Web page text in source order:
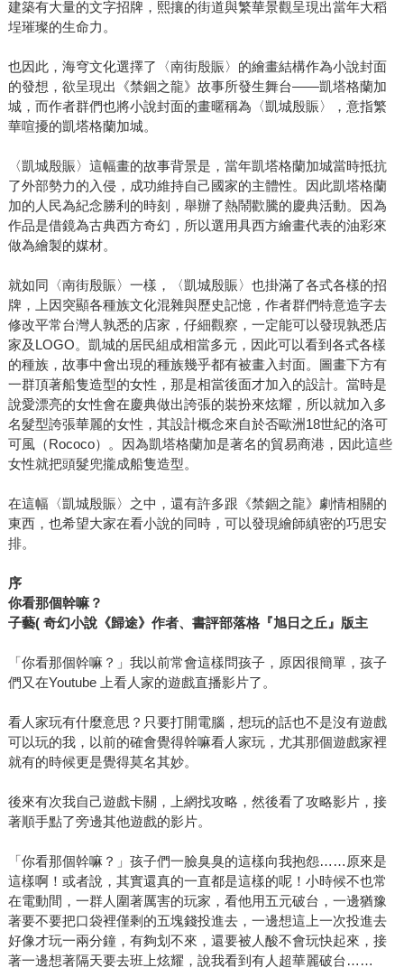
建築有大量的文字招牌，熙攘的街道與繁華景觀呈現出當年大稻
埕璀璨的生命力。
也因此，海穹文化選擇了〈南街殷賑〉的繪畫結構作為小說封面
的發想，欲呈現出《禁錮之龍》故事所發生舞台——凱塔格蘭加
城，而作者群們也將小說封面的畫暱稱為〈凱城殷賑〉，意指繁
華喧擾的凱塔格蘭加城。
〈凱城殷賑〉這幅畫的故事背景是，當年凱塔格蘭加城當時抵抗
了外部勢力的入侵，成功維持自己國家的主體性。因此凱塔格蘭
加的人民為紀念勝利的時刻，舉辦了熱鬧歡騰的慶典活動。因為
作品是借鏡為古典西方奇幻，所以選用具西方繪畫代表的油彩來
做為繪製的媒材。
就如同〈南街殷賑〉一樣，〈凱城殷賑〉也掛滿了各式各樣的招
牌，上因突顯各種族文化混雜與歷史記憶，作者群們特意造字去
修改平常台灣人孰悉的店家，仔細觀察，一定能可以發現孰悉店
家及LOGO。凱城的居民組成相當多元，因此可以看到各式各樣
的種族，故事中會出現的種族幾乎都有被畫入封面。圖畫下方有
一群頂著船隻造型的女性，那是相當後面才加入的設計。當時是
說愛漂亮的女性會在慶典做出誇張的裝扮來炫耀，所以就加入多
名髮型誇張華麗的女性，其設計概念來自於否歐洲18世紀的洛可
可風（Rococo）。因為凱塔格蘭加是著名的貿易商港，因此這些
女性就把頭髮兜攏成船隻造型。
在這幅〈凱城殷賑〉之中，還有許多跟《禁錮之龍》劇情相關的
東西，也希望大家在看小說的同時，可以發現繪師縝密的巧思安
排。
序
你看那個幹嘛？
子藝( 奇幻小說《歸途》作者、書評部落格『旭日之丘』版主
「你看那個幹嘛？」我以前常會這樣問孩子，原因很簡單，孩子
們又在Youtube 上看人家的遊戲直播影片了。
看人家玩有什麼意思？只要打開電腦，想玩的話也不是沒有遊戲
可以玩的我，以前的確會覺得幹嘛看人家玩，尤其那個遊戲家裡
就有的時候更是覺得莫名其妙。
後來有次我自己遊戲卡關，上網找攻略，然後看了攻略影片，接
著順手點了旁邊其他遊戲的影片。
「你看那個幹嘛？」孩子們一臉臭臭的這樣向我抱怨……原來是
這樣啊！或者說，其實還真的一直都是這樣的呢！小時候不也常
在電動間，一群人圍著厲害的玩家，看他用五元破台，一邊猶豫
著要不要把口袋裡僅剩的五塊錢投進去，一邊想這上一次投進去
好像才玩一兩分鐘，有夠划不來，還要被人酸不會玩快起來，接
著一邊想著隔天要去班上炫耀，說我看到有人超華麗破台……